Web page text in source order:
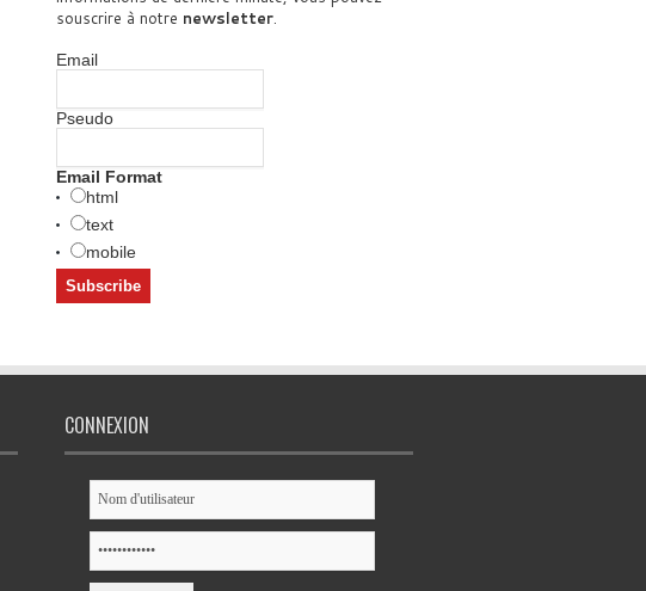
souscrire à notre newsletter.
Email
Pseudo
Email Format
html
text
mobile
CONNEXION